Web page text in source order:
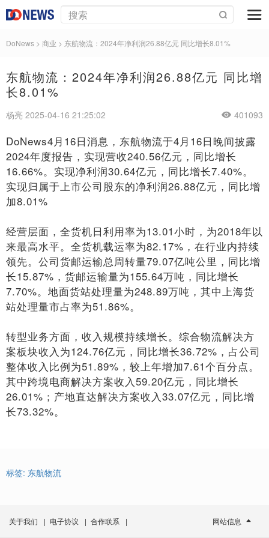
DoNews > 商业 > 东航物流：2024年净利润26.88亿元 同比增长8.01%
东航物流：2024年净利润26.88亿元 同比增
长8.01%
杨亮 2025-04-16 21:25:02 401093
DoNews4月16日消息，东航物流于4月16日晚间披露
2024年度报告，实现营收240.56亿元，同比增长
16.66%。实现净利润30.64亿元，同比增长7.40%。
实现归属于上市公司股东的净利润26.88亿元，同比增
加8.01%
经营层面，全货机日利用率为13.01小时，为2018年以
来最高水平。全货机载运率为82.17%，在行业内持续
领先。公司货邮运输总周转量79.07亿吨公里，同比增
长15.87%，货邮运输量为155.64万吨，同比增长
7.70%。地面货站处理量为248.89万吨，其中上海货
站处理量市占率为51.86%。
转型业务方面，收入规模持续增长。综合物流解决方
案板块收入为124.76亿元，同比增长36.72%，占公司
整体收入比例为51.89%，较上年增加7.61个百分点。
其中跨境电商解决方案收入59.20亿元，同比增长
26.01%；产地直达解决方案收入33.07亿元，同比增
长73.32%。
标签: 东航物流
关于我们 | 电子协议 | 合作联系 | 网站信息